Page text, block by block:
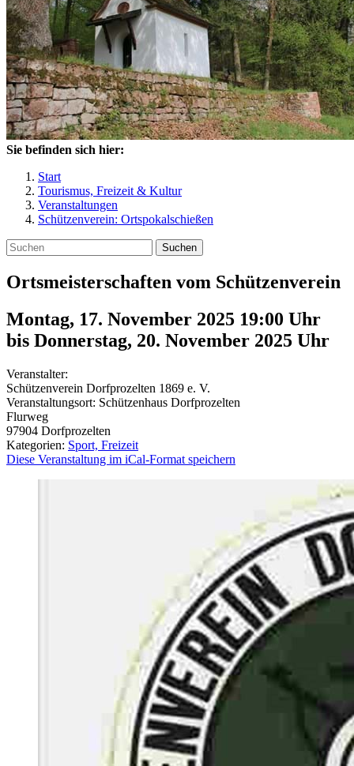
Sie befinden sich hier:
Start
Tourismus, Freizeit & Kultur
Veranstaltungen
Schützenverein: Ortspokalschießen
Suchen
Ortsmeisterschaften vom Schützenverein
Montag, 17. November 2025 19:00 Uhr
bis Donnerstag, 20. November 2025 Uhr
Veranstalter:
Schützenverein Dorfprozelten 1869 e. V.
Veranstaltungsort: Schützenhaus Dorfprozelten
Flurweg
97904 Dorfprozelten
Kategorien: Sport, Freizeit
Diese Veranstaltung im iCal-Format speichern